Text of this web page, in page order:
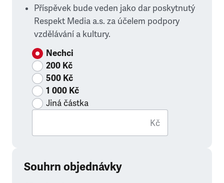
Příspěvek bude veden jako dar poskytnutý
Respekt Media a.s. za účelem podpory
vzdělávání a kultury.
Nechci
200 Kč
500 Kč
1 000 Kč
Jiná částka
Kč
Souhrn objednávky